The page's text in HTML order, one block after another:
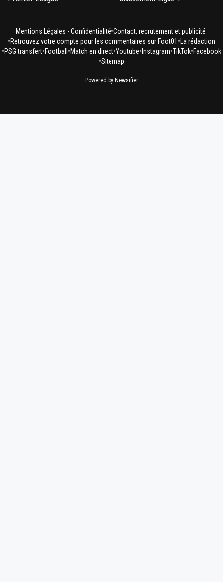
Mentions Légales - Confidentialité•Contact, recrutement et publicité
•Retrouvez votre compte pour les commentaires sur Foot01 • La rédaction
•PSG transfert•Football •Match en direct•Youtube• Instagram•TikTok•Facebook
•Sitemap
Powered by Newsifier